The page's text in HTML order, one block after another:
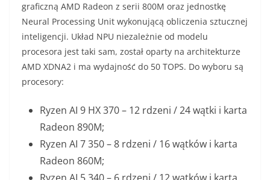
graficzną AMD Radeon z serii 800M oraz jednostkę
Neural Processing Unit wykonującą obliczenia sztucznej
inteligencji. Układ NPU niezależnie od modelu
procesora jest taki sam, został oparty na architekturze
AMD XDNA2 i ma wydajność do 50 TOPS. Do wyboru są
procesory:
Ryzen AI 9 HX 370 – 12 rdzeni / 24 wątki i karta
Radeon 890M;
Ryzen AI 7 350 – 8 rdzeni / 16 wątków i karta
Radeon 860M;